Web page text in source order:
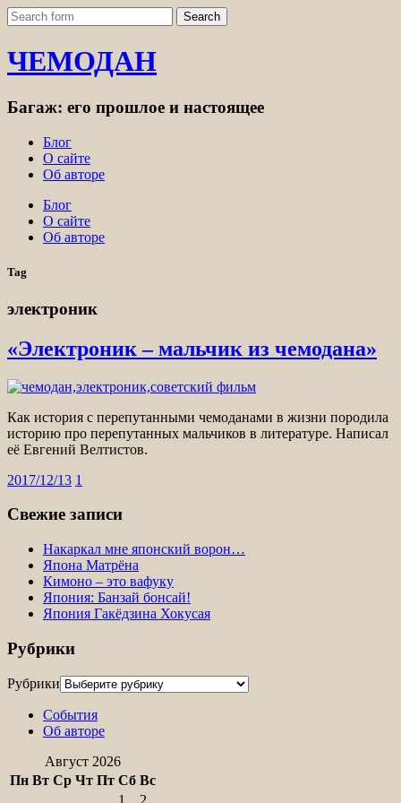
ЧЕМОДАН
Багаж: его прошлое и настоящее
Блог
О сайте
Об авторе
Блог
О сайте
Об авторе
Tag
электроник
«Электроник – мальчик из чемодана»
Как история с перепутанными чемоданами в жизни породила
историю про перепутанных мальчиков в литературе. Написал
её Евгений Велтистов.
2017/12/13 1
Свежие записи
Накаркал мне японский ворон…
Япона Матрёна
Кимоно – это вафуку
Япония: Банзай бонсай!
Япония Гакёдзина Хокусая
Рубрики
Рубрики
События
Об авторе
Август 2026
Пн Вт Ср Чт Пт Сб Вс
1
2